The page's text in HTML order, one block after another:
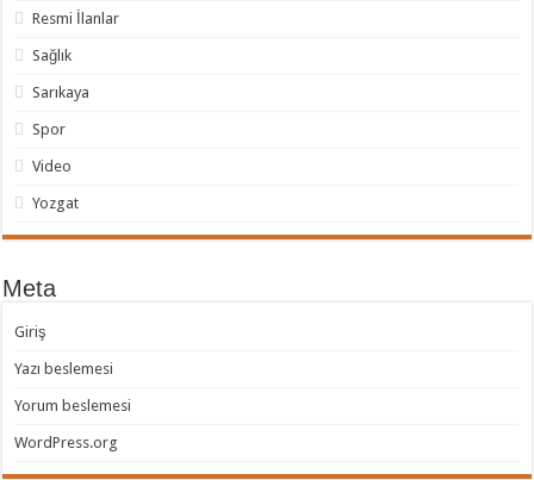
Resmi İlanlar
Sağlık
Sarıkaya
Spor
Video
Yozgat
Meta
Giriş
Yazı beslemesi
Yorum beslemesi
WordPress.org